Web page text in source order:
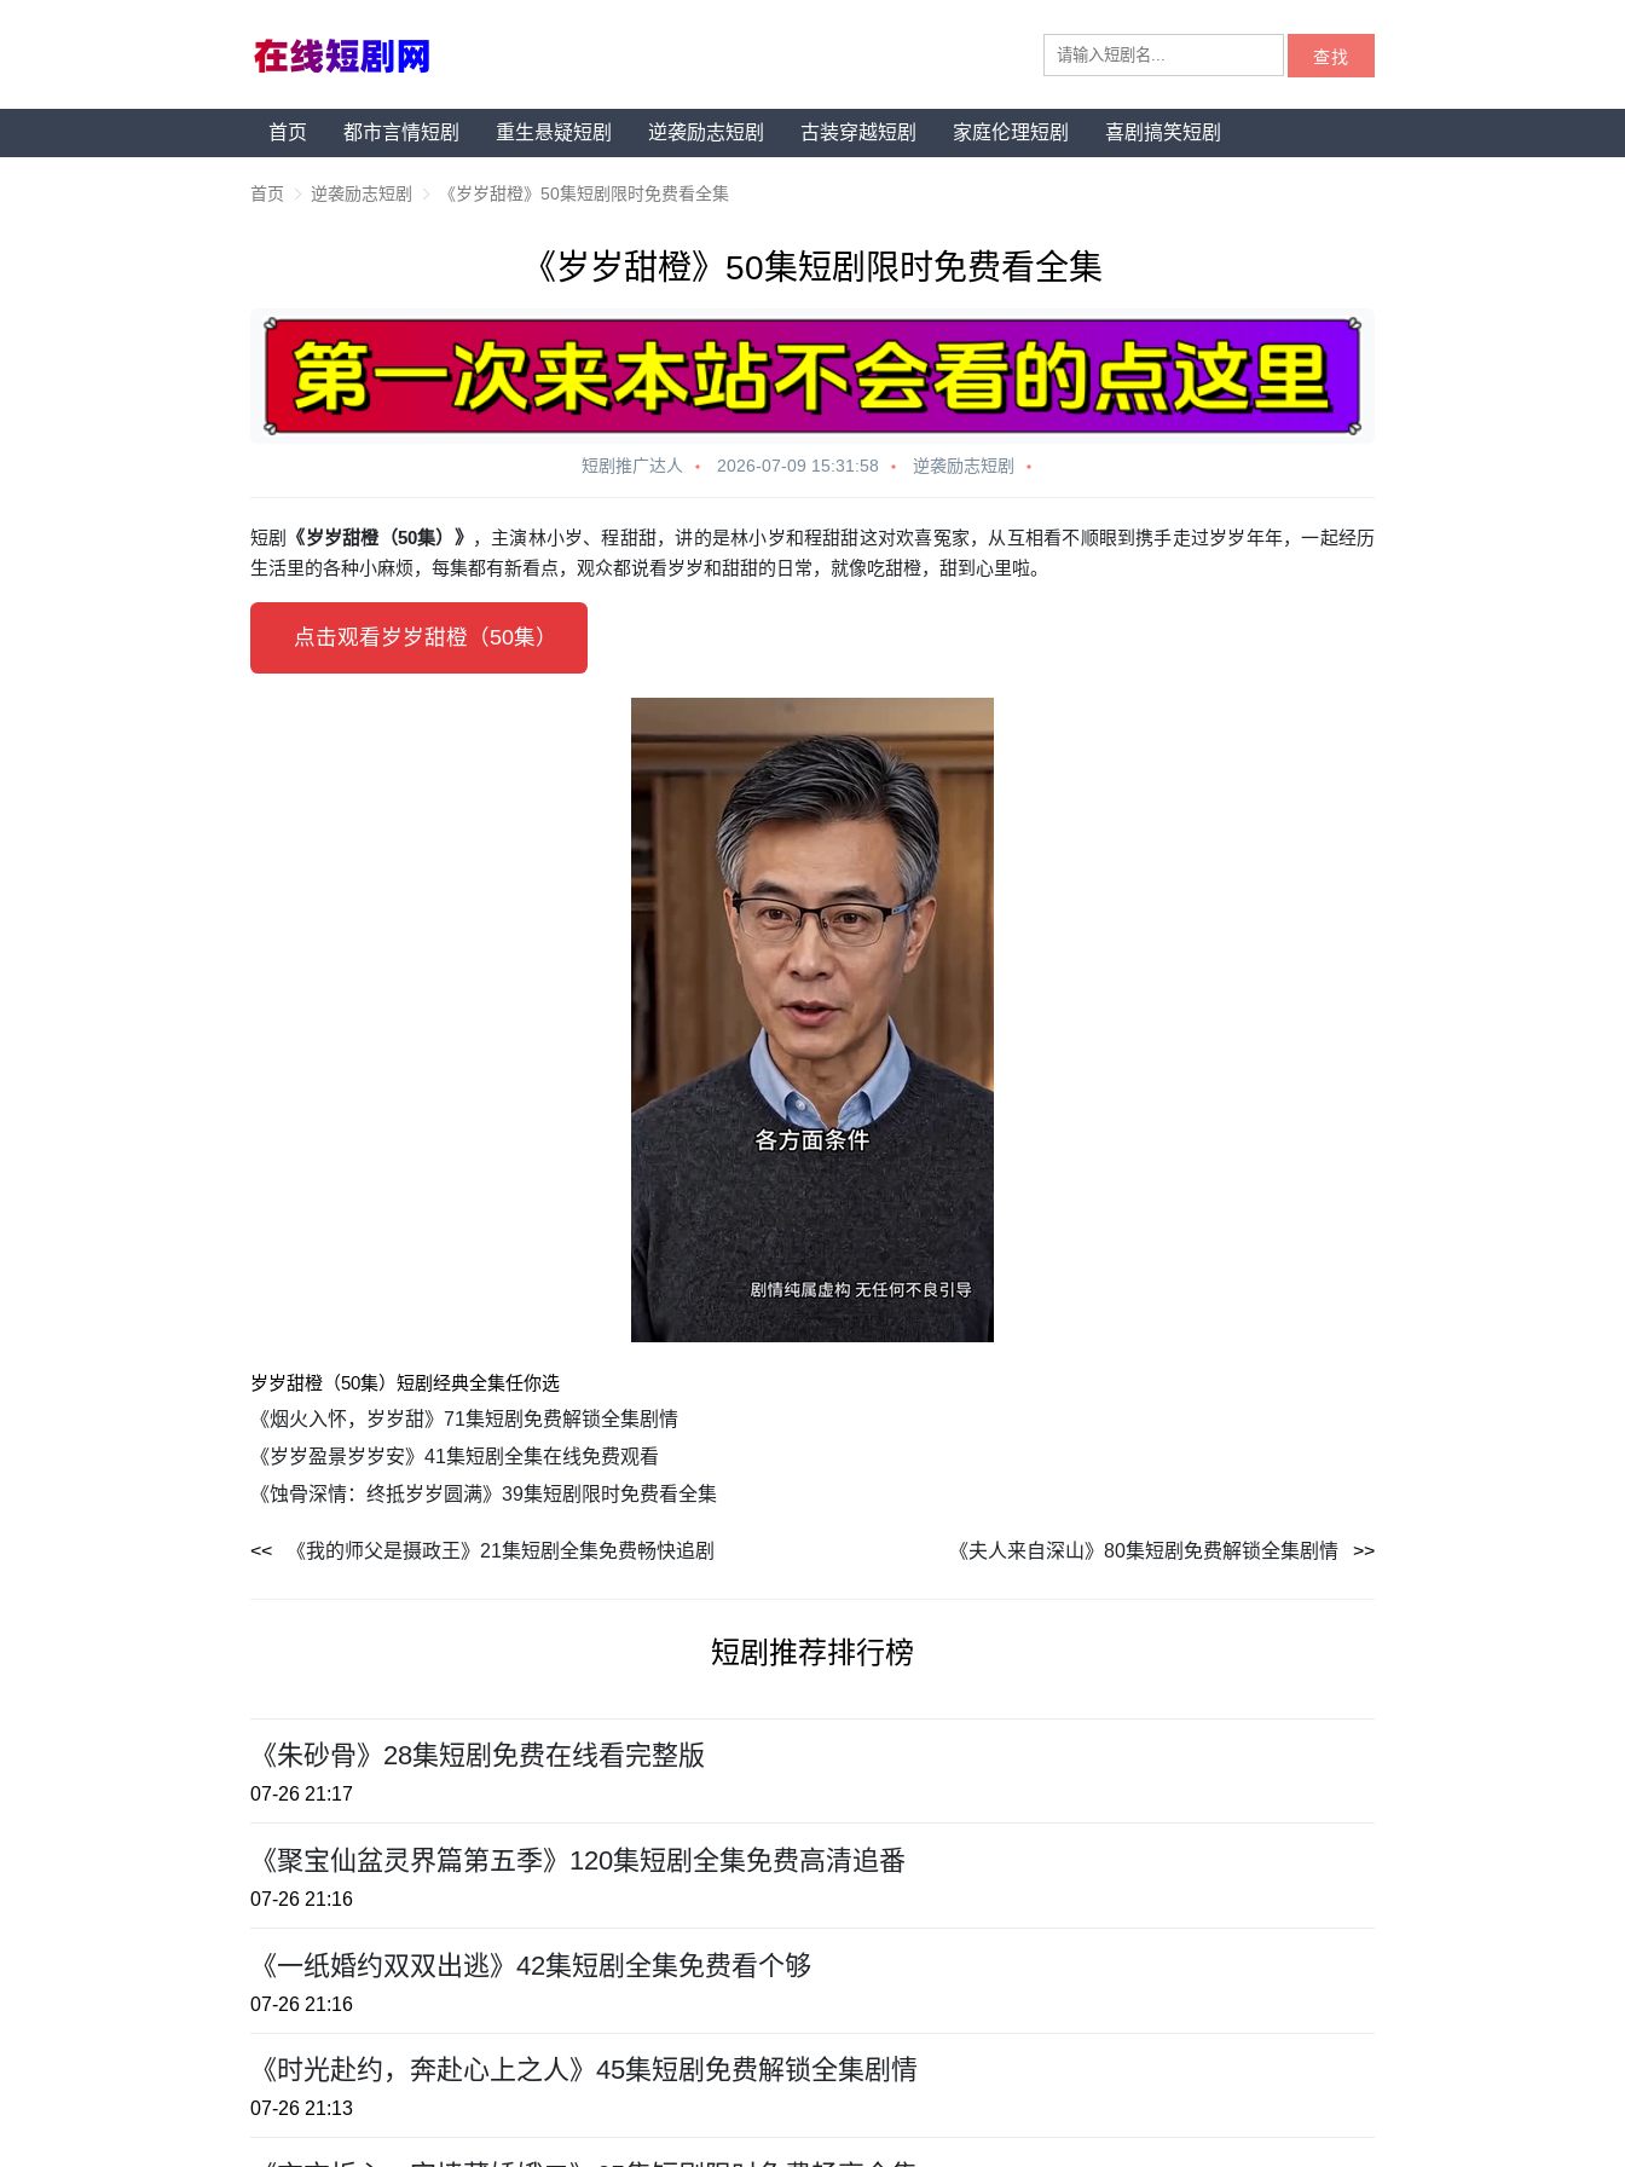
查找
首页 都市言情短剧 重生悬疑短剧 逆袭励志短剧 古装穿越短剧 家庭伦理短剧 喜剧搞笑短剧
首页 逆袭励志短剧 《岁岁甜橙》50集短剧限时免费看全集
《岁岁甜橙》50集短剧限时免费看全集
短剧推广达人 2026-07-09 15:31:58 逆袭励志短剧
短剧 《岁岁甜橙（50集）》 ，主演林小岁、程甜甜，讲的是林小岁和程甜甜这对欢喜冤家，从互相看不顺眼到携手走过岁岁年年，一起经历
生活里的各种小麻烦，每集都有新看点，观众都说看岁岁和甜甜的日常，就像吃甜橙，甜到心里啦。
点击观看岁岁甜橙（50集）
岁岁甜橙（50集）短剧经典全集任你选
《烟火入怀，岁岁甜》71集短剧免费解锁全集剧情
《岁岁盈景岁岁安》41集短剧全集在线免费观看
《蚀骨深情：终抵岁岁圆满》39集短剧限时免费看全集
《我的师父是摄政王》21集短剧全集免费畅快追剧 《夫人来自深山》80集短剧免费解锁全集剧情
短剧推荐排行榜
《朱砂骨》28集短剧免费在线看完整版
07-26 21:17
《聚宝仙盆灵界篇第五季》120集短剧全集免费高清追番
07-26 21:16
《一纸婚约双双出逃》42集短剧全集免费看个够
07-26 21:16
《时光赴约，奔赴心上之人》45集短剧免费解锁全集剧情
07-26 21:13